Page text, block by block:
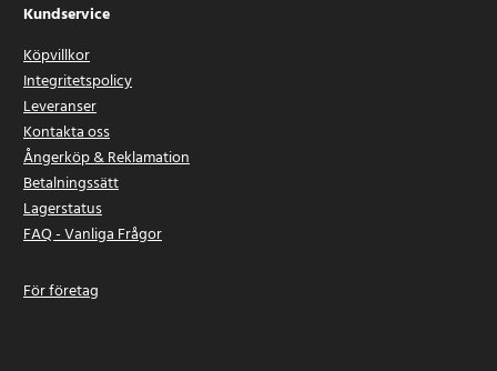
Kundservice
Köpvillkor
Integritetspolicy
Leveranser
Kontakta oss
Ångerköp & Reklamation
Betalningssätt
Lagerstatus
FAQ - Vanliga Frågor
För företag